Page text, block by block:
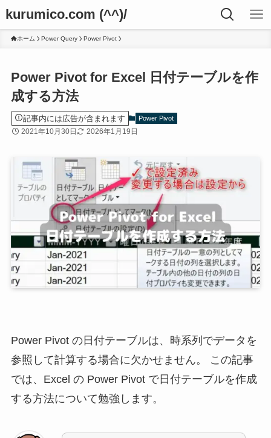
kurumico.com (^^)/
ホーム Power Query Power Pivot
Power Pivot for Excel 日付テーブルを作
成する方法
記事内には広告が含まれます Power Pivot
2021年10月30日 2026年1月19日
Power Pivot の日付テーブルは、時系列でデータを
参照して計算する場合に欠かせません。 この記事
では、Excel の Power Pivot で日付テーブルを作成
する方法について勉強します。